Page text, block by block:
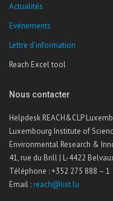
Actualités
Evénements
Lettre d'information
Reach Excel tool
Nous contacter
Helpdesk REACH&CLP
Luxembourg Institute of
Environmental Research &
41, rue du Brill | L-4422
Téléphone : +352 275 888 – 1
Email : reach@list.lu